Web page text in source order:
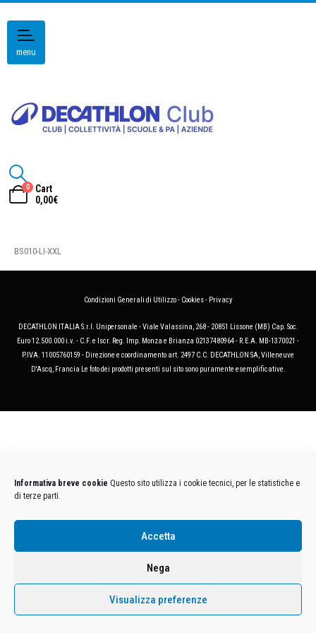
Informativa breve cookie Questo sito utilizza i cookie tecnici, per le statistiche e
di terze parti.
Accetta
Nega
Visualizza preferenze
menu
0
Cart
0,00€
BS010-LI-XXL
Condizioni Generali di Utilizzo- Cookies- Privacy
DECATHLON ITALIA S.r.l. Unipersonale - Viale Valassina, 268 - 20851 Lissone (MB) Cap. Soc.
Euro 12.500.000 i.v. - C.F. e Iscr. Reg. Imp. Monza e Brianza 02137480964 - R.E.A. MB-1370021 -
P.IVA. 11005760159 - Direzione e coordinamento art. 2497 C.C. DECATHLON SA, Villeneuve
D'Ascq, Francia Le foto dei prodotti presenti sul sito sono puramente esemplificative.